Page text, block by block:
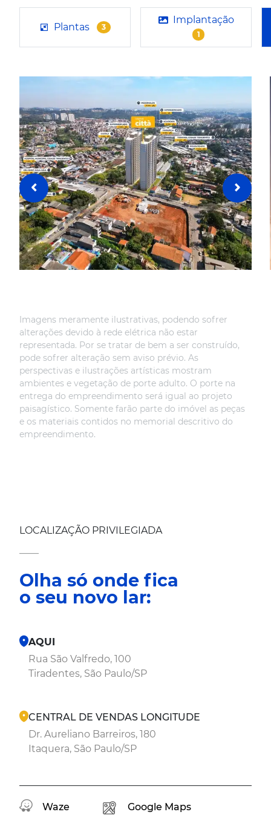
Plantas 3
Implantação
1
Imagens meramente ilustrativas, podendo sofrer
alterações devido à rede elétrica não estar
representada. Por se tratar de bem a ser construído,
pode sofrer alteração sem aviso prévio. As
perspectivas e ilustrações artísticas mostram
ambientes e vegetação de porte adulto. O porte na
entrega do empreendimento será igual ao projeto
paisagístico. Somente farão parte do imóvel as peças
e os materiais contidos no memorial descritivo do
empreendimento.
LOCALIZAÇÃO PRIVILEGIADA
Olha só onde fica
o seu novo lar:
AQUI
Rua São Valfredo, 100
Tiradentes, São Paulo/SP
CENTRAL DE VENDAS LONGITUDE
Dr. Aureliano Barreiros, 180
Itaquera, São Paulo/SP
Waze Google Maps